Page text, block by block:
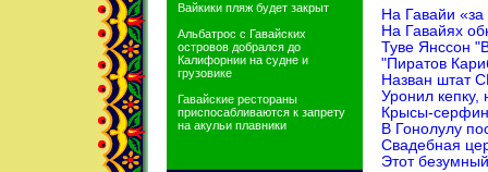
Вайкики пляж будет закрыт
Альбатрос с Гавайских
островов добрался до
Калифорнии на судне и
грузовике
Гавайские рестораны
приспосабливаются к запрету
на акульи плавники
На Гавайи «за
На Гавайях
Туве Янссон
"Пиратов
Назван штат
Уронил кепку,
Крысы-
В Гонолулу
Свадебная
Этот